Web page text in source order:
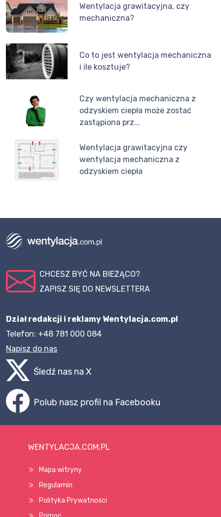
Wentylacja grawitacyjna, czy
mechaniczna?
Co to jest wentylacja mechaniczna
i ile kosztuje?
Czy wentylacja mechaniczna z
odzyskiem ciepła może zostać
zastąpiona prz...
Wentylacja grawitacyjna czy
wentylacja mechaniczna z
odzyskiem ciepła
CHCESZ BYĆ NA BIEŻĄCO?
ZAPISZ SIĘ DO NEWSLETTERA
Dział redakcji i reklamy Wentylacja.com.pl
Telefon: +48 781 000 084
Napisz do nas
Śledź nas na X
Polub nasz profil na Facebooku
WENTYLACJA.COM.PL
Mapa witryny
Regulamin
Polityka Prywatności